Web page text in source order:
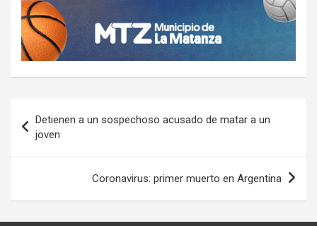
de
entradas
Detienen a un sospechoso acusado de matar a un
joven
Coronavirus: primer muerto en Argentina